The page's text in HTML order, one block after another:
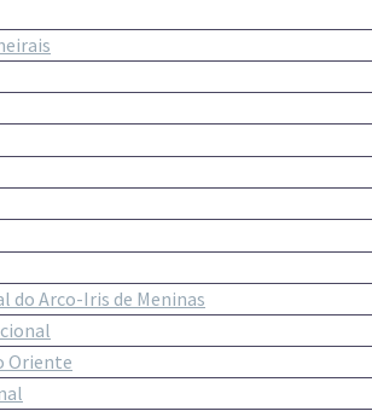
do Arco-Iris de Meninas
Oriente